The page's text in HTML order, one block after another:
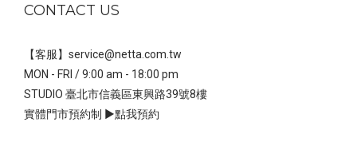
CONTACT US
【客服】service@netta.com.tw
MON - FRI / 9:00 am - 18:00 pm
STUDIO 臺北市信義區東興路39號8樓
實體門市預約制 ▶點我預約